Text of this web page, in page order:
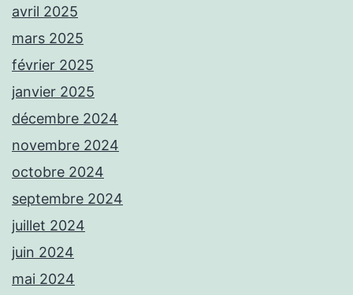
avril 2025
mars 2025
février 2025
janvier 2025
décembre 2024
novembre 2024
octobre 2024
septembre 2024
juillet 2024
juin 2024
mai 2024